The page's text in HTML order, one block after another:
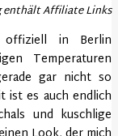
enthält Affiliate Links
in Berlin
Temperaturen
gar nicht so
ist es auch endlich
und kuschlige